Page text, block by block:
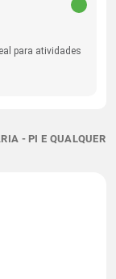
para atividades
- PI E QUALQUER